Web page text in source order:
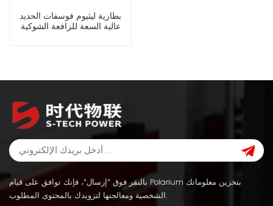
بطارية ليثيوم فوسفات الحديد
عالية السعة للرافعة الشوكية
بالنقر فوق "إرسال"، فإنك توافق على قيام Polarium بتخزين معلوماتك
الشخصية ومعالجتها لتزويدك بالمحتوى المطلوب.